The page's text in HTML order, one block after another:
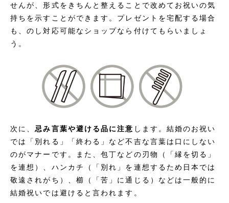
せんが、形式をきちんと整えることで改めてお祝いの気
持ちを示すことができます。プレゼントを宅配する場合
も、のし対応可能なショップなら付けてもらいましょ
う。
次に、忌み言葉や避ける品に注意 します。結婚のお祝い
では「別れる」「終わる」など不吉な言葉は口にしない
のがマナーです。また、包丁などの刃物（「縁を切る」
を連想）、ハンカチ（「別れ」を連想するため日本では
敬遠されがち）、櫛（「苦」に通じる）などは一般的に
結婚祝いでは避けると言われます。